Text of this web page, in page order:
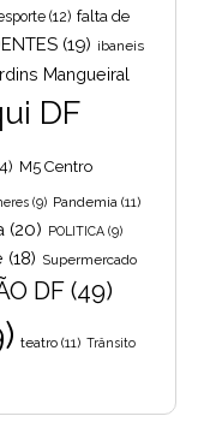
(12) falta de
(19) ibaneis
Mangueiral
DF
M5 Centro
(9) Pandemia (11)
(20) POLITICA (9)
(18) Supermercado
DF (49)
teatro (11) Trânsito